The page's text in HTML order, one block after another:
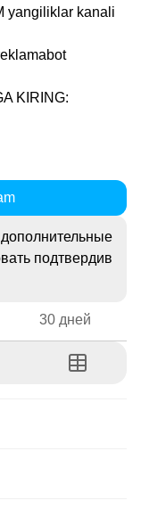
yangiliklar kanali
KIRING:
подтвердив
30 дней